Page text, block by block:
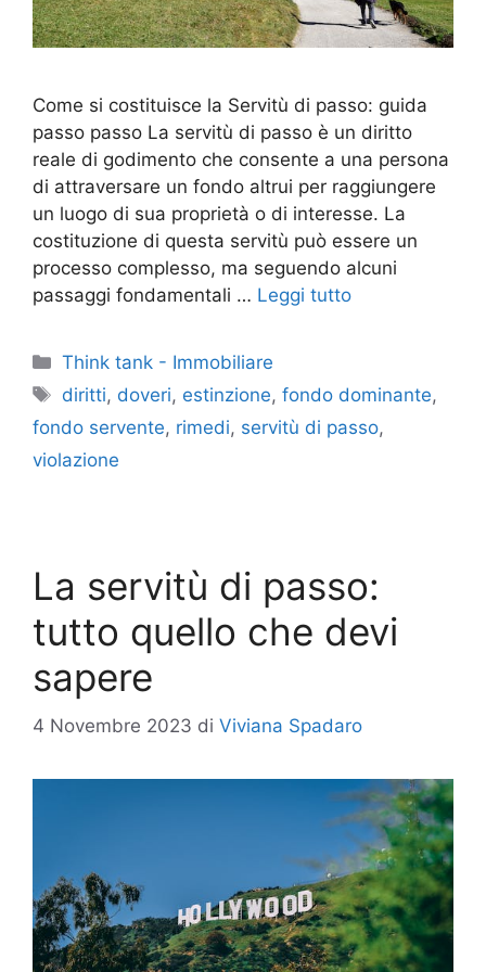
Come si costituisce la Servitù di passo: guida
passo passo La servitù di passo è un diritto
reale di godimento che consente a una persona
di attraversare un fondo altrui per raggiungere
un luogo di sua proprietà o di interesse. La
costituzione di questa servitù può essere un
processo complesso, ma seguendo alcuni
passaggi fondamentali … Leggi tutto
Categorie
Think tank - Immobiliare
Tag
diritti, doveri, estinzione,fondo dominante,
fondo servente, rimedi, servitù di passo,
violazione
La servitù di passo:
tutto quello che devi
sapere
4 Novembre 2023 di Viviana Spadaro